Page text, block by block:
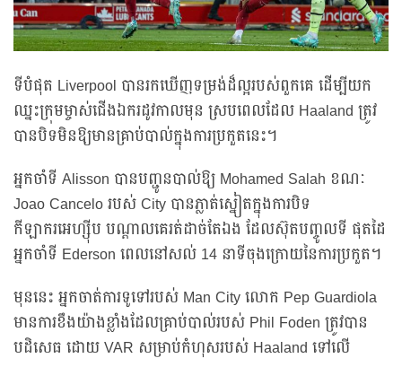
ទីបំផុត Liverpool បានរកឃើញទម្រង់ដ៏ល្អរបស់ពួកគេ ដើម្បីយក
ឈ្នះក្រុមម្ចាស់ជើងឯករដូវកាលមុន ស្របពេលដែល Haaland ត្រូវ
បានបិទមិនឱ្យមានគ្រាប់បាល់ក្នុងការប្រកួតនេះ។
អ្នកចាំទី Alisson បានបញ្ជូនបាល់ឱ្យ Mohamed Salah ខណៈ
Joao Cancelo របស់ City បានភ្លាត់ស្នៀតក្នុងការបិទ
កីឡាករអេហ្ស៊ីប បណ្ដាលគេរត់ដាច់តែឯង ដែលស៊ុតបញ្ចូលទី ផុតដៃ
អ្នកចាំទី Ederson ពេលនៅសល់ 14 នាទីចុងក្រោយនៃការប្រកួត។
មុននេះ អ្នកចាត់ការទូទៅរបស់ Man City លោក Pep Guardiola
មានការខឹងយ៉ាងខ្លាំងដែលគ្រាប់បាល់របស់ Phil Foden ត្រូវបាន
បដិសេធ ដោយ VAR សម្រាប់កំហុសរបស់ Haaland ទៅលើ